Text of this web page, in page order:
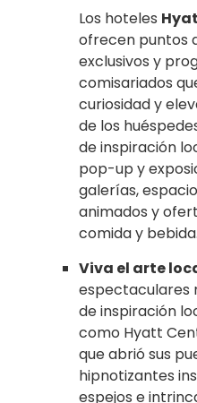
Los hoteles
ofrecen puntos
exclusivos y
comisariados
curiosidad y
de los
de inspiración
pop-up y
galerías,
animados y
comida y bebida.
Viva el arte
espectaculares
de inspiración
como Hyatt
que abrió sus
hipnotizantes
espejos e